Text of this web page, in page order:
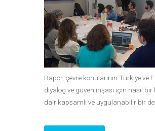
Rapor, çevre konularının Türkiye ve
diyalog ve güven inşası için nasıl
dair kapsamlı ve uygulanabilir bir